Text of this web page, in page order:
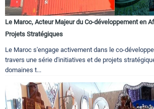
Le Maroc, Acteur Majeur du Co-développement en
Projets Stratégiques
Le Maroc s'engage activement dans le co-
travers une série d'initiatives et de projets
domaines t...